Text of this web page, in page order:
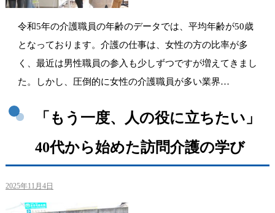
令和5年の介護職員の年齢のデータでは、平均年齢が50歳
となっております。介護の仕事は、女性の方の比率が多
く、最近は男性職員の参入も少しずつですが増えてきまし
た。しかし、圧倒的に女性の介護職員が多い業界…
「もう一度、人の役に立ちたい」
40代から始めた訪問介護の学び
2025年11月4日